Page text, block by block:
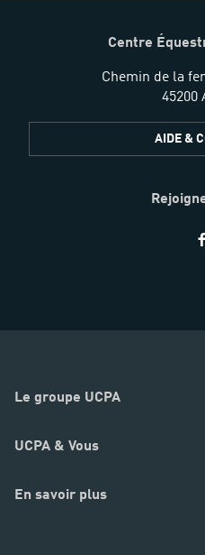
Centre
Chemin de la
45200
AIDE &
Le groupe UCPA
UCPA & Vous
En savoir plus